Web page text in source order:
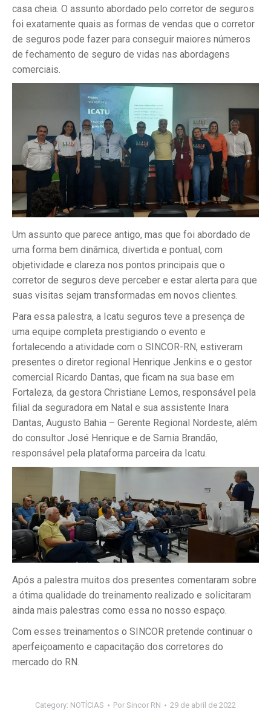
casa cheia. O assunto abordado pelo corretor de seguros
foi exatamente quais as formas de vendas que o corretor
de seguros pode fazer para conseguir maiores números
de fechamento de seguro de vidas nas abordagens
comerciais.
Um assunto que parece antigo, mas que foi abordado de
uma forma bem dinâmica, divertida e pontual, com
objetividade e clareza nos pontos principais que o
corretor de seguros deve perceber e estar alerta para que
suas visitas sejam transformadas em novos clientes.
Para essa palestra, a Icatu seguros teve a presença de
uma equipe completa prestigiando o evento e
fortalecendo a atividade com o SINCOR-RN, estiveram
presentes o diretor regional Henrique Jenkins e o gestor
comercial Ricardo Dantas, que ficam na sua base em
Fortaleza, da gestora Christiane Lemos, responsável pela
filial da seguradora em Natal e sua assistente Inara
Dantas, Augusto Bahia – Gerente Regional Nordeste, além
do consultor José Henrique e de Samia Brandão,
responsável pela plataforma parceira da Icatu.
Após a palestra muitos dos presentes comentaram sobre
a ótima qualidade do treinamento realizado e solicitaram
ainda mais palestras como essa no nosso espaço.
Com esses treinamentos o SINCOR pretende continuar o
aperfeiçoamento e capacitação dos corretores do
mercado do RN.
Category: NOTÍCIAS Por Sincor RN 29 de abril de 2022